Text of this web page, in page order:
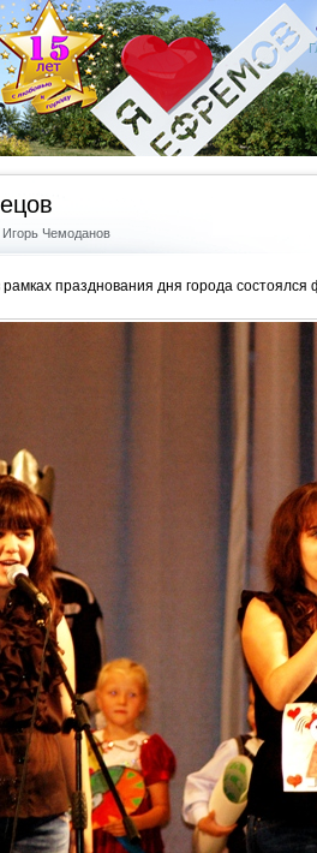
Игорь Чемоданов
празднования дня города состоялся